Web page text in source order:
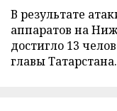
В результате
аппаратов на
достигло 13
главы Татарстана.